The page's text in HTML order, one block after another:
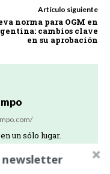
Artículo siguiente
norma para OGM en
cambios clave
en su aprobación
un sólo lugar.
newsletter